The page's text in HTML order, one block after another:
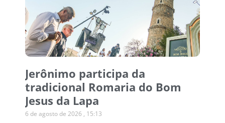
Jerônimo participa da
tradicional Romaria do Bom
Jesus da Lapa
6 de agosto de 2026 15:13